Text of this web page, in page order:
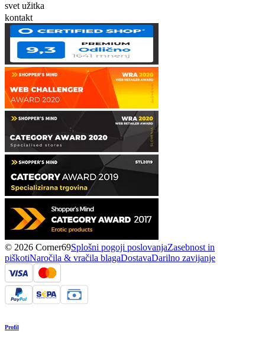
svet užitka
kontakt
© 2026 Corner69Splošni pogoji poslovanjaZasebnost in
piškotiNaročila & vračila blagaDostavaDarilno zavijanje
Profil